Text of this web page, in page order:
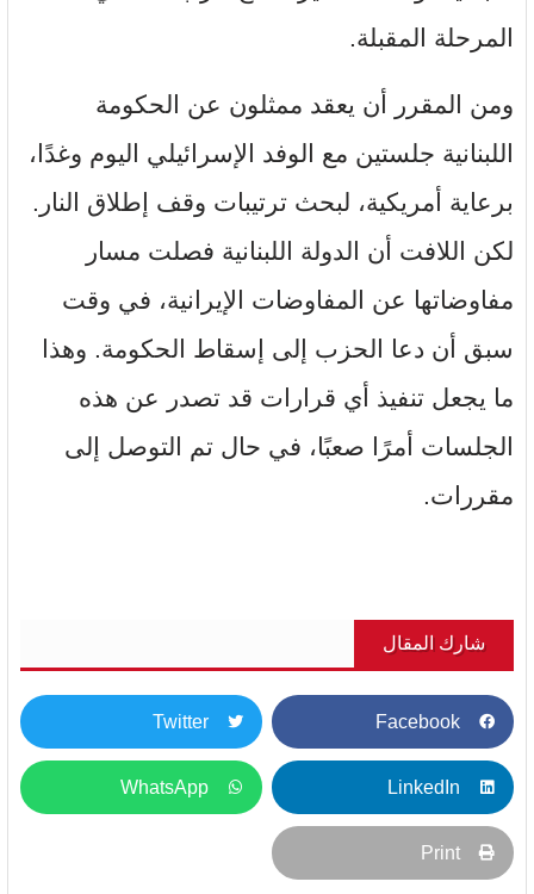
المرحلة المقبلة.
ومن المقرر أن يعقد ممثلون عن الحكومة
اللبنانية جلستين مع الوفد الإسرائيلي اليوم وغدًا،
برعاية أمريكية، لبحث ترتيبات وقف إطلاق النار.
لكن اللافت أن الدولة اللبنانية فصلت مسار
مفاوضاتها عن المفاوضات الإيرانية، في وقت
سبق أن دعا الحزب إلى إسقاط الحكومة. وهذا
ما يجعل تنفيذ أي قرارات قد تصدر عن هذه
الجلسات أمرًا صعبًا، في حال تم التوصل إلى
مقررات.
شارك المقال
Facebook
Twitter
LinkedIn
WhatsApp
Print